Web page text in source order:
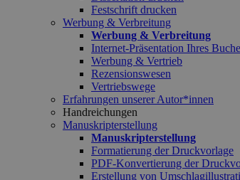
Festschrift drucken
Werbung & Verbreitung
Werbung & Verbreitung
Internet-Präsentation Ihres
Werbung & Vertrieb
Rezensionswesen
Vertriebswege
Erfahrungen unserer Autor*innen
Handreichungen
Manuskripterstellung
Manuskripterstellung
Formatierung der Druckvorlage
PDF-Konvertierung der
Erstellung von